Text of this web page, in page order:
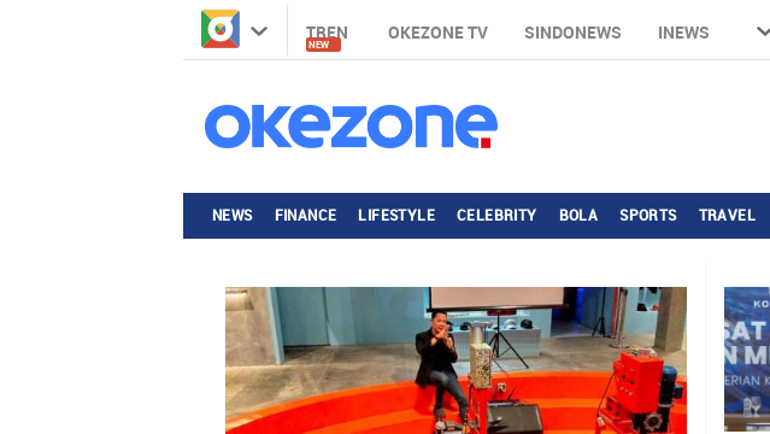
TREN
NEW
OKEZONE TV SINDONEWS INEWS
NEWS FINANCE LIFESTYLE CELEBRITY BOLA SPORTS TRAVEL